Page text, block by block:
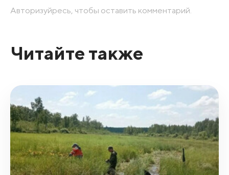
Авторизуйресь, чтобы оставить комментарий.
Читайте также